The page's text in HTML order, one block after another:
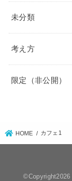
未分類
考え方
限定（非公開）
HOME カフェ1
©Copyright2026